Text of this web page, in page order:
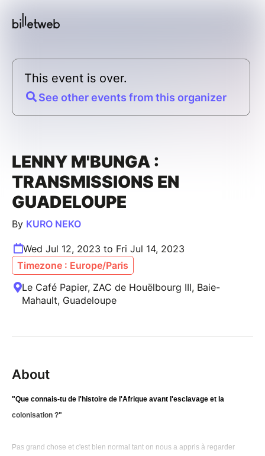
This event is over.
See other events from this organizer
LENNY M'BUNGA :
TRANSMISSIONS EN
GUADELOUPE
By KURO NEKO
Wed Jul 12, 2023 to Fri Jul 14, 2023
Timezone : Europe/Paris
Le Café Papier, ZAC de Houëlbourg III, Baie-
Mahault, Guadeloupe
About
"Que connais-tu de l'histoire de l'Afrique avant l'esclavage et la
colonisation ?"
Pas grand chose et c'est bien normal tant on nous a appris à regarder